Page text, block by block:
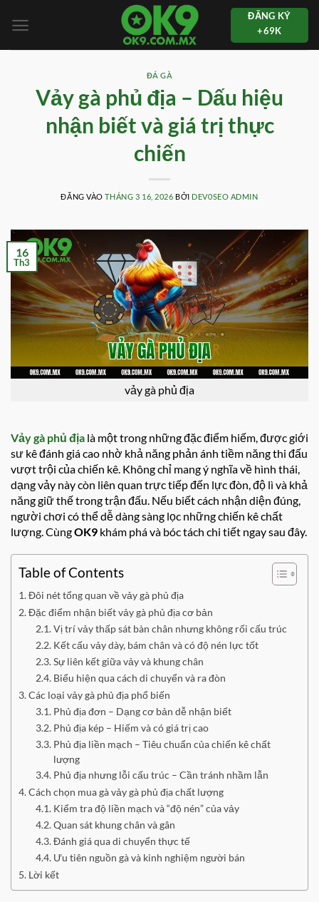
qua
ĐĂNG KÝ
+69K
ĐÁ GÀ
Vảy gà phủ địa – Dấu hiệu
nhận biết và giá trị thực
chiến
ĐĂNG VÀOTHÁNG 3 16, 2026 BỞI DEV0SEO ADMIN
vảy gà phủ địa
16
Th3
Vảy gà phủ địa là một trong những đặc điểm hiếm, được giới
sư kê đánh giá cao nhờ khả năng phản ánh tiềm năng thi đấu
vượt trội của chiến kê. Không chỉ mang ý nghĩa về hình thái,
dạng vảy này còn liên quan trực tiếp đến lực đòn, độ lì và khả
năng giữ thế trong trận đấu. Nếu biết cách nhận diện đúng,
người chơi có thể dễ dàng sàng lọc những chiến kê chất
lượng. CùngOK9 khám phá và bóc tách chi tiết ngay sau đây.
Table of Contents
Đôi nét tổng quan về vảy gà phủ địa
Đặc điểm nhận biết vảy gà phủ địa cơ bản
Vị trí vảy thấp sát bàn chân nhưng không rối cấu trúc
Kết cấu vảy dày, bám chân và có độ nén lực tốt
Sự liên kết giữa vảy và khung chân
Biểu hiện qua cách di chuyển và ra đòn
Các loại vảy gà phủ địa phổ biến
Phủ địa đơn – Dạng cơ bản dễ nhận biết
Phủ địa kép – Hiếm và có giá trị cao
Phủ địa liền mạch – Tiêu chuẩn của chiến kê chất
lượng
Phủ địa nhưng lỗi cấu trúc – Cần tránh nhầm lẫn
Cách chọn mua gà vảy gà phủ địa chất lượng
Kiểm tra độ liền mạch và “độ nén” của vảy
Quan sát khung chân và gân
Đánh giá qua di chuyển thực tế
Ưu tiên nguồn gà và kinh nghiệm người bán
Lời kết